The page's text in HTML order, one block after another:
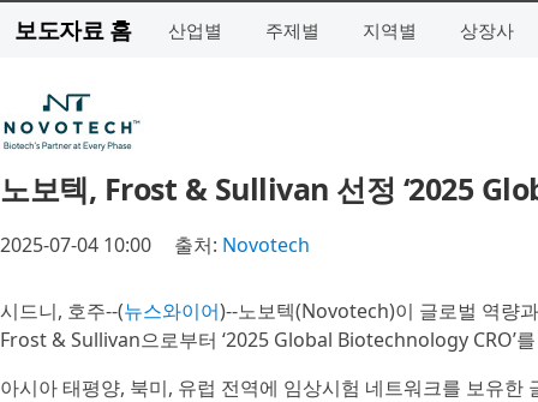
보도자료 홈 산업별 주제별 지역별 상장사
노보텍, Frost & Sullivan 선정 ‘2025
2025-07-04 10:00 출처: Novotech
시드니, 호주--(뉴스와이어)--노보텍(Novotech)이 글로벌 역량
Frost & Sullivan으로부터 ‘2025 Global Biotechnology CRO’
아시아 태평양, 북미, 유럽 전역에 임상시험 네트워크를 보유한